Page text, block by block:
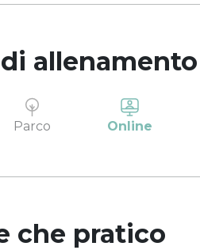
allenamento
Parco Online
che pratico